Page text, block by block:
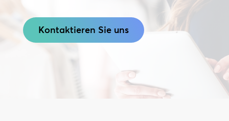
Kontaktieren Sie uns